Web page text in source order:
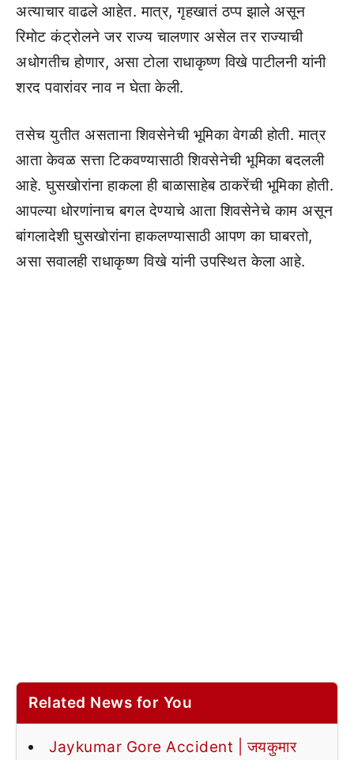
अत्याचार वाढले आहेत. मात्र, गृहखातं ठप्प झाले असून
रिमोट कंट्रोलने जर राज्य चालणार असेल तर राज्याची
अधोगतीच होणार, असा टोला राधाकृष्ण विखे पाटीलनी यांनी
शरद पवारांवर नाव न घेता केली.
तसेच युतीत असताना शिवसेनेची भूमिका वेगळी होती. मात्र
आता केवळ सत्ता टिकवण्यासाठी शिवसेनेची भूमिका बदलली
आहे. घुसखोरांना हाकला ही बाळासाहेब ठाकरेंची भूमिका होती.
आपल्या धोरणांनाच बगल देण्याचे आता शिवसेनेचे काम असून
बांगलादेशी घुसखोरांना हाकलण्यासाठी आपण का घाबरतो,
असा सवालही राधाकृष्ण विखे यांनी उपस्थित केला आहे.
Related News for You
Jaykumar Gore Accident | जयकुमार